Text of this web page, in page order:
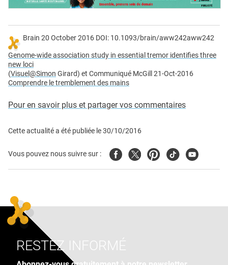
Brain 20 October 2016 DOI: 10.1093/brain/aww242aww242
Genome-wide association study in essential tremor identifies three
new loci
(Visuel@Simon Girard) et Communiqué McGill 21-Oct-2016
Comprendre le tremblement des mains
Pour en savoir plus et partager vos commentaires
Cette actualité a été publiée le30/10/2016
Vous pouvez nous suivre sur : FacebookTwitterPinterest
TiktokYoutube
RESTEZ INFORMÉ